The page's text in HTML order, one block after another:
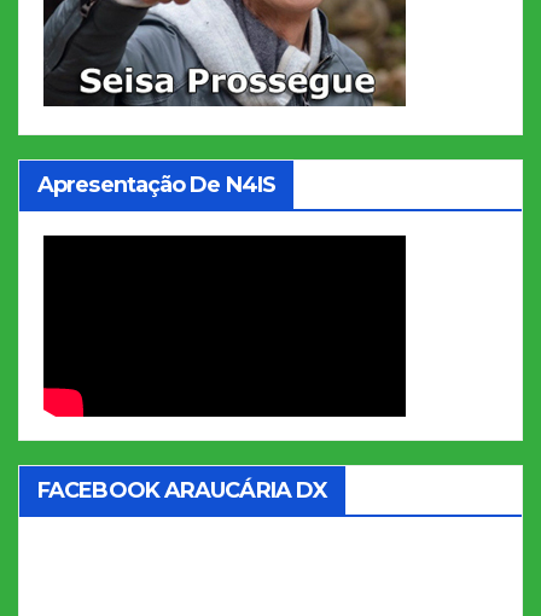
Apresentação De N4IS
FACEBOOK ARAUCÁRIA DX